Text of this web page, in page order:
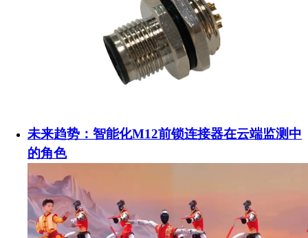
未来趋势：智能化M12前锁连接器在云端监测中
的角色